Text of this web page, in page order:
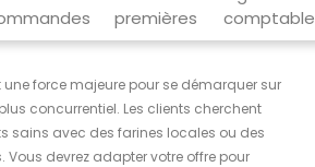
premières
comptable
force majeure pour se démarquer sur
concurrentiel. Les clients cherchent
sains avec des farines locales ou des
Vous devrez adapter votre offre pour